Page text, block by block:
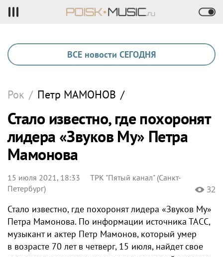
ВСЕ новости СЕГОДНЯ
Рок / Петр МАМОНОВ /
Стало известно, где похоронят
лидера «Звуков Му» Петра
Мамонова
15 июля 2021, 18:33
ТРК "Пятый канал" (Санкт-
Петербург)
32
Стало известно, где похоронят лидера «Звуков Му»
Петра Мамонова. По информации источника ТАСС,
музыкант и актер Петр Мамонов, который умер
в возрасте 70 лет в четверг, 15 июля, найдет свое